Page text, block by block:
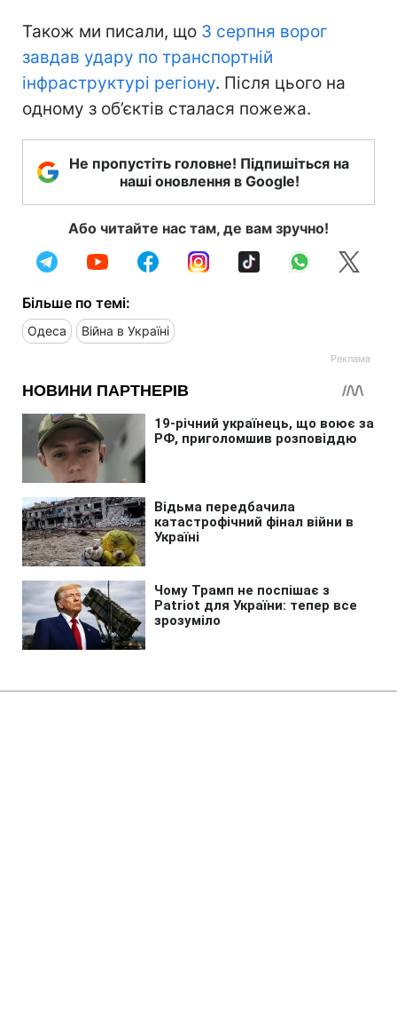
Також ми писали, що 3 серпня ворог
завдав удару по транспортній
інфраструктурі регіону. Після цього на
одному з об’єктів сталася пожежа.
Не пропустіть головне! Підпишіться на
наші оновлення в Google!
Або читайте нас там, де вам зручно!
Більше по темі:
Одеса Війна в Україні